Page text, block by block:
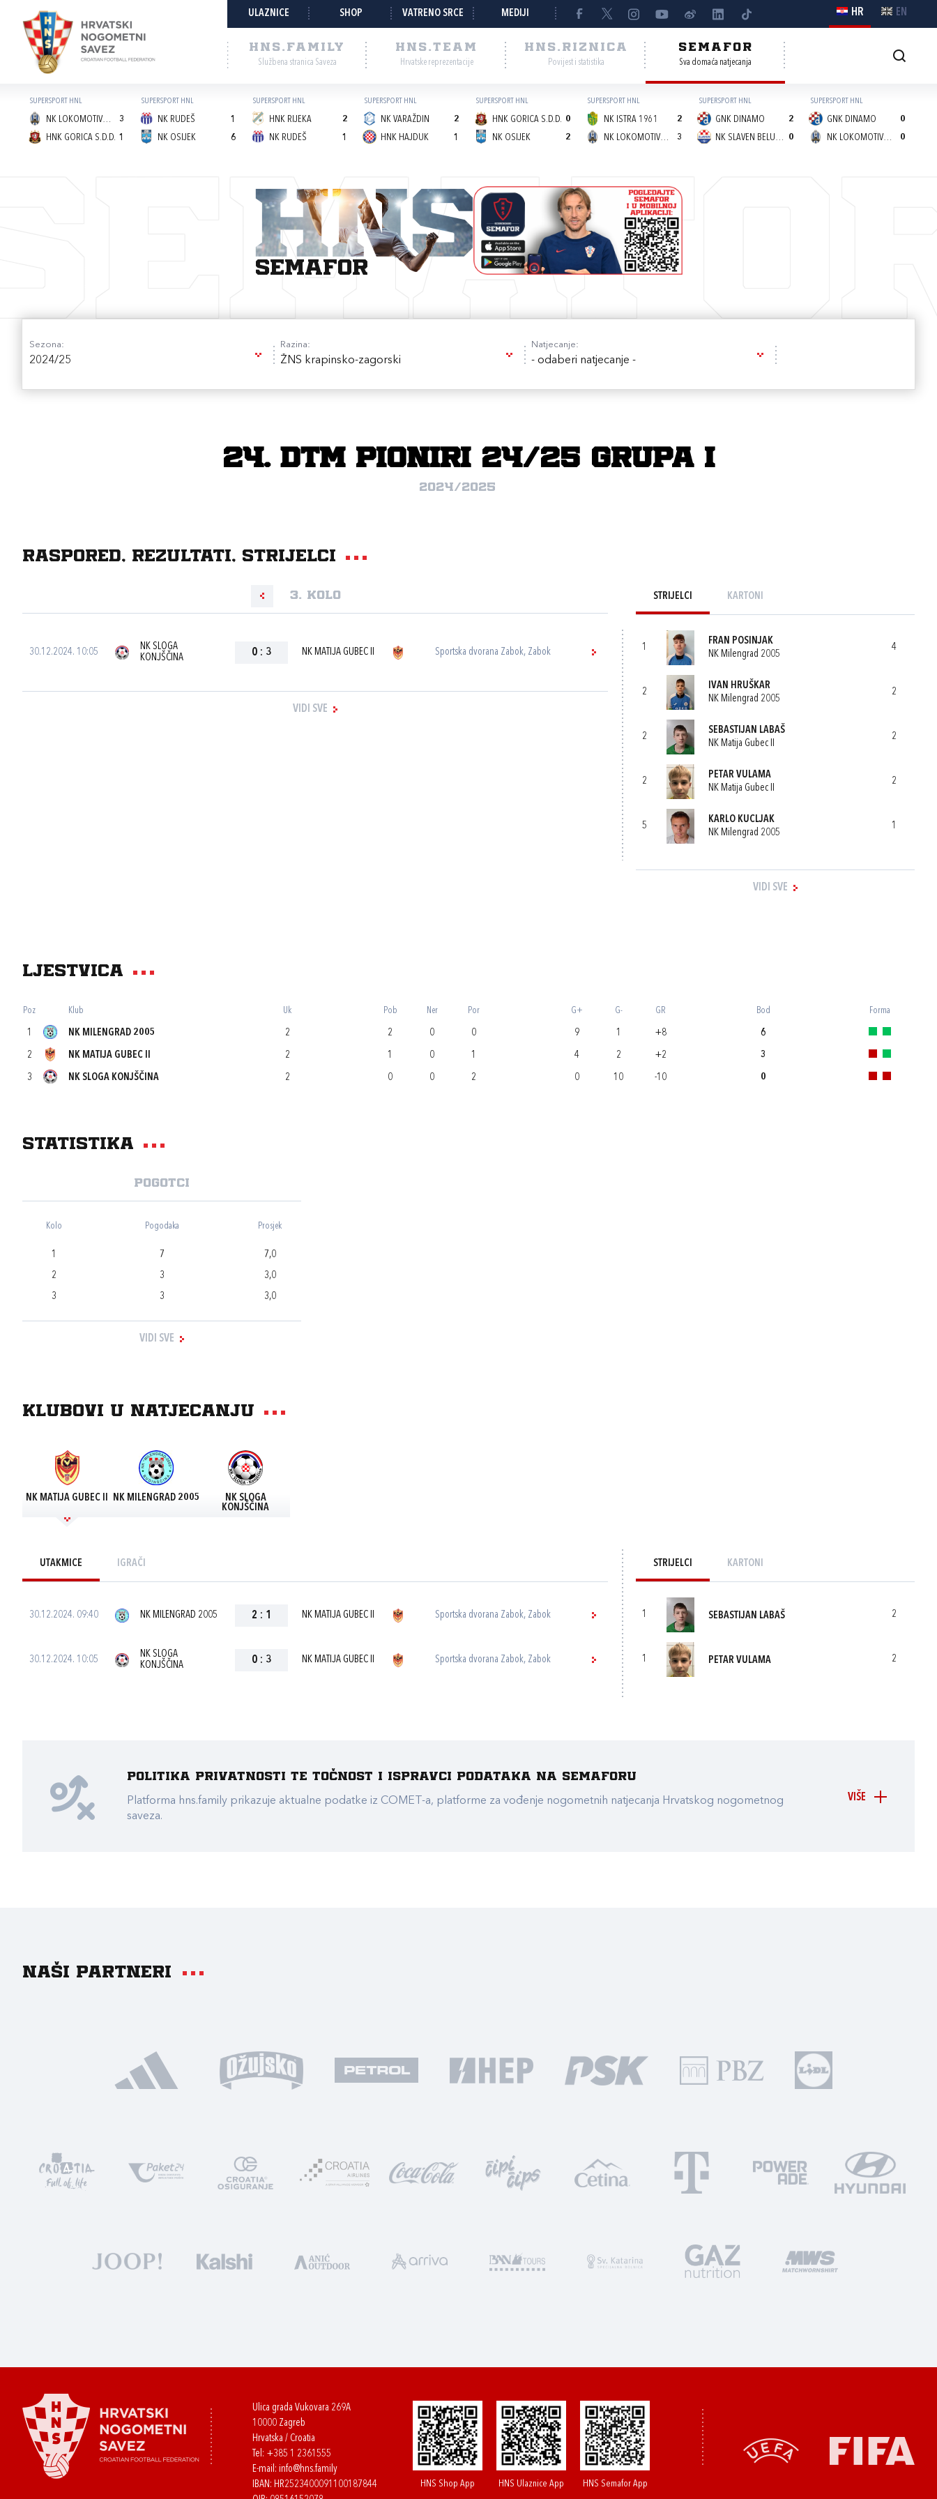
ULAZNICE SHOP VATRENO SRCE MEDIJI HR EN
HNS.FAMILY
Službena stranica Saveza
HNS.TEAM
Hrvatske reprezentacije
HNS.RIZNICA
Povijest i statistika
SEMAFOR
Sva domaća natjecanja
SUPERSPORT HNL
NK LOKOMOTIVA (Z)
3
1
HNK GORICA S.D.D.
SUPERSPORT HNL
NK RUDEŠ
1
6
NK OSIJEK
SUPERSPORT HNL
HNK RIJEKA
2
1
NK RUDEŠ
SUPERSPORT HNL
NK VARAŽDIN
2
1
HNK HAJDUK
SUPERSPORT HNL
HNK GORICA S.D.D. 0
2
NK OSIJEK
SUPERSPORT HNL
NK ISTRA 1961
2
3
NK LOKOMOTIVA (Z)
SUPERSPORT HNL
GNK DINAMO
2
0
NK SLAVEN BELUPO
SUPERSPORT HNL
GNK DINAMO
0
0
NK LOKOMOTIVA (Z)
semafor
Sezona:
2024/25
Razina:
ŽNS krapinsko-zagorski
Natjecanje:
- odaberi natjecanje -
24. DTM PIONIRI 24/25 Grupa I
2024/2025
Raspored, rezultati, strijelci
3. kolo
30.12.2024. 10:05
NK SLOGA
KONJŠČINA
0 : 3 NK MATIJA GUBEC II Sportska dvorana Zabok, Zabok
VIDI SVE
STRIJELCI KARTONI
1
FRAN POSINJAK
NK Milengrad 2005
4
2
IVAN HRUŠKAR
NK Milengrad 2005
2
2
SEBASTIJAN LABAŠ
NK Matija Gubec II
2
2
PETAR VULAMA
NK Matija Gubec II
2
5
KARLO KUCLJAK
NK Milengrad 2005
1
VIDI SVE
Ljestvica
Poz Klub Uk Pob Ner Por G+ G- GR Bod Forma
1 NK MILENGRAD 2005 2 2 0 0 9 1 +8 6
2 NK MATIJA GUBEC II 2 1 0 1 4 2 +2 3
3 NK SLOGA KONJŠČINA 2 0 0 2 0 10 -10 0
Statistika
Pogotci
Kolo Pogodaka Prosjek
1 7
7,0
2
3
3,0
3
3 3,0
VIDI SVE
Klubovi u natjecanju
NK MATIJA GUBEC II NK MILENGRAD 2005
NK SLOGA
KONJŠČINA
UTAKMICE IGRAČI
30.12.2024. 09:40 NK MILENGRAD 2005 2 : 1 NK MATIJA GUBEC II Sportska dvorana Zabok, Zabok
30.12.2024. 10:05
NK SLOGA
KONJŠČINA
0 : 3 NK MATIJA GUBEC II Sportska dvorana Zabok, Zabok
STRIJELCI KARTONI
1 SEBASTIJAN LABAŠ 2
1 PETAR VULAMA 2
VIŠE
Politika privatnosti te točnost i ispravci podataka na Semaforu
Platforma hns.family prikazuje aktualne podatke iz COMET-a, platforme za vođenje nogometnih natjecanja Hrvatskog nogometnog
saveza.
Naši partneri
Ulica grada Vukovara 269A
10000 Zagreb
Hrvatska / Croatia
Tel: +385 1 2361555
E-mail: info@hns.family
IBAN: HR2523400091100187844
HNS Shop App HNS Ulaznice App HNS Semafor App